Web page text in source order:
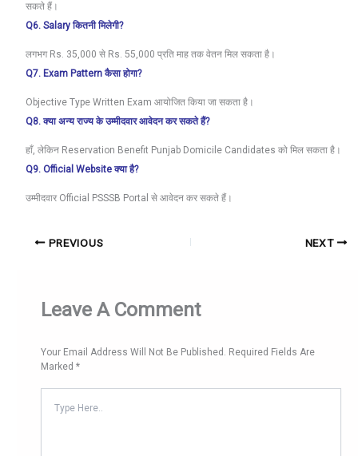
सकते हैं।
Q6. Salary कितनी मिलेगी?
लगभग Rs. 35,000 से Rs. 55,000 प्रति माह तक वेतन मिल सकता है।
Q7. Exam Pattern कैसा होगा?
Objective Type Written Exam आयोजित किया जा सकता है।
Q8. क्या अन्य राज्य के उम्मीदवार आवेदन कर सकते हैं?
हाँ, लेकिन Reservation Benefit Punjab Domicile Candidates को मिल सकता है।
Q9. Official Website क्या है?
उम्मीदवार Official PSSSB Portal से आवेदन कर सकते हैं।
PREVIOUS NEXT
Leave A Comment
Your Email Address Will Not Be Published. Required Fields Are
Marked*
Here..